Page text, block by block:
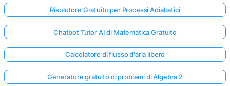
Risolutore Gratuito per Processi Adiabatici
Chatbot Tutor AI di Matematica Gratuito
Calcolatore di flusso d'aria libero
Generatore gratuito di problemi di Algebra 2